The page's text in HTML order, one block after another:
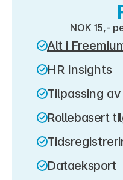
NOK 15,-
Alt i
HR Insights
Tilpassing
Rollebasert
Dataeksport